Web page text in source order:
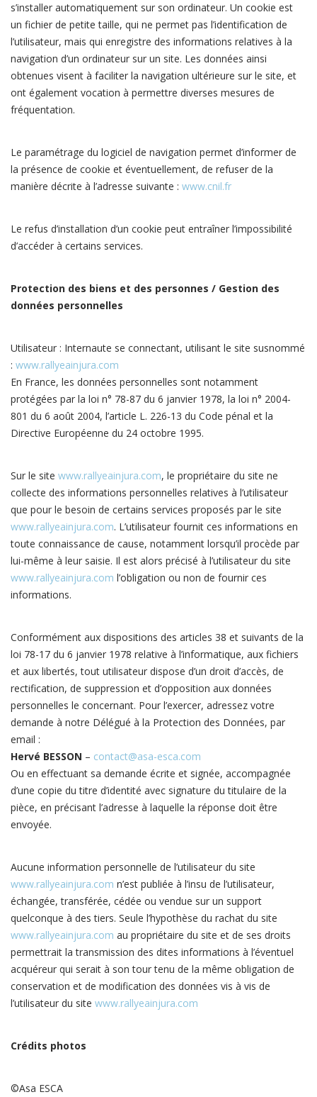
s’installer automatiquement sur son ordinateur. Un cookie est
un fichier de petite taille, qui ne permet pas l’identification de
l’utilisateur, mais qui enregistre des informations relatives à la
navigation d’un ordinateur sur un site. Les données ainsi
obtenues visent à faciliter la navigation ultérieure sur le site, et
ont également vocation à permettre diverses mesures de
fréquentation.
Le paramétrage du logiciel de navigation permet d’informer de
la présence de cookie et éventuellement, de refuser de la
manière décrite à l’adresse suivante : www.cnil.fr
Le refus d’installation d’un cookie peut entraîner l’impossibilité
d’accéder à certains services.
Protection des biens et des personnes / Gestion des
données personnelles
Utilisateur : Internaute se connectant, utilisant le site susnommé
: www.rallyeainjura.com
En France, les données personnelles sont notamment
protégées par la loi n° 78-87 du 6 janvier 1978, la loi n° 2004-
801 du 6 août 2004, l’article L. 226-13 du Code pénal et la
Directive Européenne du 24 octobre 1995.
Sur le site www.rallyeainjura.com, le propriétaire du site ne
collecte des informations personnelles relatives à l’utilisateur
que pour le besoin de certains services proposés par le site
www.rallyeainjura.com. L’utilisateur fournit ces informations en
toute connaissance de cause, notamment lorsqu’il procède par
lui-même à leur saisie. Il est alors précisé à l’utilisateur du site
www.rallyeainjura.com l’obligation ou non de fournir ces
informations.
Conformément aux dispositions des articles 38 et suivants de la
loi 78-17 du 6 janvier 1978 relative à l’informatique, aux fichiers
et aux libertés, tout utilisateur dispose d’un droit d’accès, de
rectification, de suppression et d’opposition aux données
personnelles le concernant. Pour l’exercer, adressez votre
demande à notre Délégué à la Protection des Données, par
email :
Hervé BESSON – contact@asa-esca.com
Ou en effectuant sa demande écrite et signée, accompagnée
d’une copie du titre d’identité avec signature du titulaire de la
pièce, en précisant l’adresse à laquelle la réponse doit être
envoyée.
Aucune information personnelle de l’utilisateur du site
www.rallyeainjura.com n’est publiée à l’insu de l’utilisateur,
échangée, transférée, cédée ou vendue sur un support
quelconque à des tiers. Seule l’hypothèse du rachat du site
www.rallyeainjura.com au propriétaire du site et de ses droits
permettrait la transmission des dites informations à l’éventuel
acquéreur qui serait à son tour tenu de la même obligation de
conservation et de modification des données vis à vis de
l’utilisateur du site www.rallyeainjura.com
Crédits photos
©Asa ESCA